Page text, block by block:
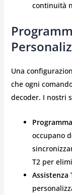
continuità
Una
che ogni
decoder. I nostri
occupano
T2 per
Assistenza